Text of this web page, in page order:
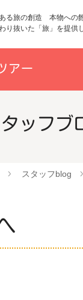
る旅の創造 本物への
り抜いた「旅」を提供
タッフ
スタッフblog